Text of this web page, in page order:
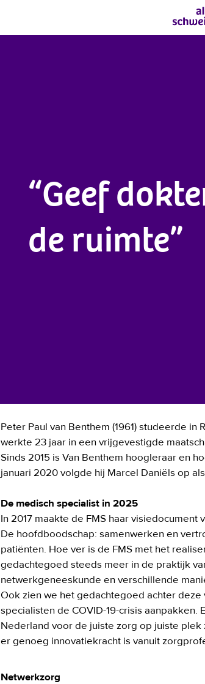
“Geef
de ruimte”
Peter Paul van Benthem (1961) studeerde
werkte 23 jaar in een vrijgevestigde
Sinds 2015 is Van Benthem hoogleraar en
januari 2020 volgde hij Marcel Daniëls op
De medisch specialist in 2025
In 2017 maakte de FMS haar
De hoofdboodschap: samenwerken en
patiënten. Hoe ver is de FMS met het
gedachtegoed steeds meer in de praktijk
netwerkgeneeskunde en verschillende
Ook zien we het gedachtegoed achter
specialisten de COVID-19-crisis aanpakken.
Nederland voor de juiste zorg op juiste
er genoeg innovatiekracht is vanuit
Netwerkzorg